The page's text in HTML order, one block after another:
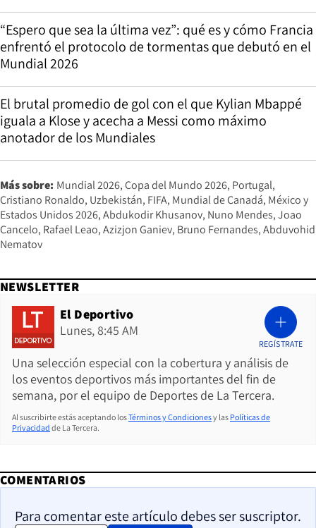
“Espero que sea la última vez”: qué es y cómo Francia
enfrentó el protocolo de tormentas que debutó en el
Mundial 2026
El brutal promedio de gol con el que Kylian Mbappé
iguala a Klose y acecha a Messi como máximo
anotador de los Mundiales
Más sobre: Mundial 2026 Copa del Mundo 2026 Portugal
Cristiano Ronaldo Uzbekistán FIFA Mundial de Canadá, México y
Estados Unidos 2026 Abdukodir Khusanov Nuno Mendes Joao
Cancelo Rafael Leao Azizjon Ganiev Bruno Fernandes Abduvohid
Nematov
NEWSLETTER
El Deportivo
Lunes, 8:45 AM
Una selección especial con la cobertura y análisis de
los eventos deportivos más importantes del fin de
semana, por el equipo de Deportes de La Tercera.
REGÍSTRATE
Al suscribirte estás aceptando losTérminos y Condicionesy las Políticas de
Privacidad de La Tercera.
COMENTARIOS
Para comentar este artículo debes ser suscriptor.